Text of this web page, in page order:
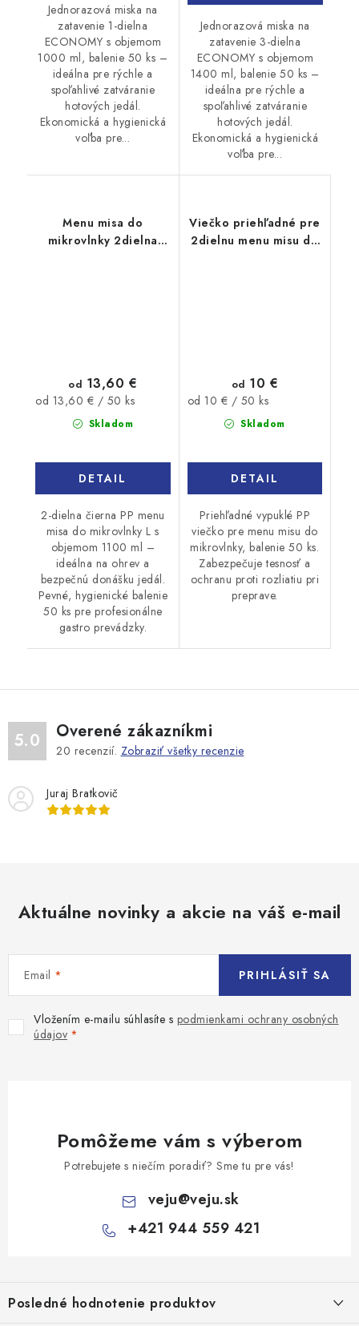
Jednorazová miska na
zatavenie 1-dielna
ECONOMY s objemom
1000 ml, balenie 50 ks –
ideálna pre rýchle a
spoľahlivé zatváranie
hotových jedál.
Ekonomická a hygienická
voľba pre...
Jednorazová miska na
zatavenie 3-dielna
ECONOMY s objemom
1400 ml, balenie 50 ks –
ideálna pre rýchle a
spoľahlivé zatváranie
hotových jedál.
Ekonomická a hygienická
voľba pre...
Menu misa do
mikrovlnky 2dielna
Skladom
od 13,60 €
Jednotková
od 13,60 € / 50 ks
DETAIL
2-dielna čierna PP menu
misa do mikrovlnky L s
objemom 1100 ml –
ideálna na ohrev a
bezpečnú donášku jedál.
Pevné, hygienické balenie
50 ks pre profesionálne
gastro prevádzky.
Viečko priehľadné pre
2dielnu menu misu do
Skladom
od 10 €
Jednotková
od 10 € / 50 ks
DETAIL
Priehľadné vypuklé PP
viečko pre menu misu do
mikrovlnky, balenie 50 ks.
Zabezpečuje tesnosť a
ochranu proti rozliatiu pri
preprave.
5.0 Overené zákazníkmi
20 recenzií. Zobraziť všetky recenzie
Juraj Bratkovič
Aktuálne novinky a akcie na váš e-mail
Email
Vložením e-mailu súhlasíte s podmienkami ochrany osobných
údajov
PRIHLÁSIŤ SA
Pomôžeme vám s výberom
Potrebujete s niečím poradiť? Sme tu pre vás!
veju@veju.sk
+421 944 559 421
pPosledné hodnotenie produktov